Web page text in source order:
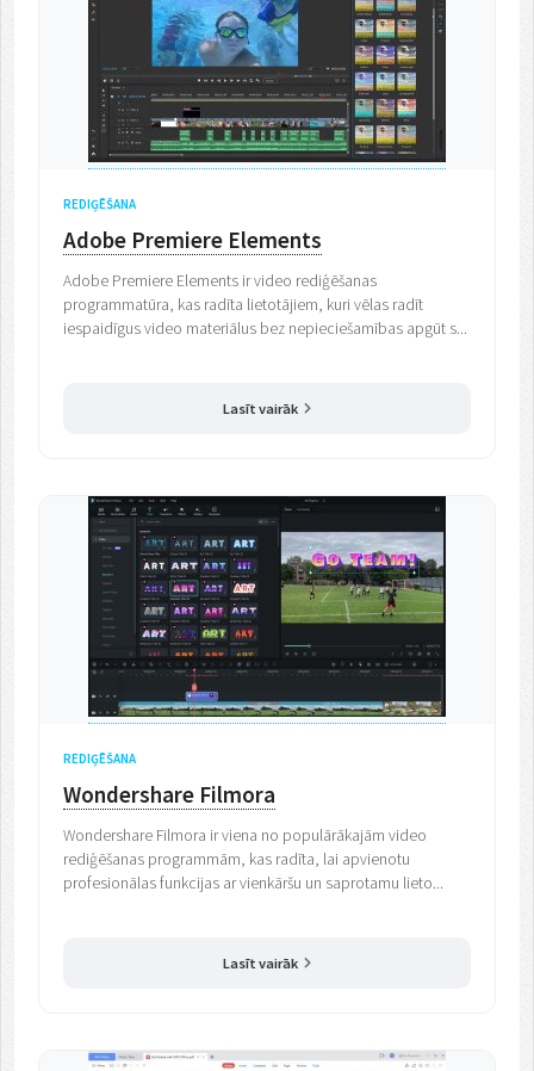
REDIĢĒŠANA
Adobe Premiere Elements
Adobe Premiere Elements ir video rediģēšanas
programmatūra, kas radīta lietotājiem, kuri vēlas radīt
iespaidīgus video materiālus bez nepieciešamības apgūt s...
Lasīt vairāk
REDIĢĒŠANA
Wondershare Filmora
Wondershare Filmora ir viena no populārākajām video
rediģēšanas programmām, kas radīta, lai apvienotu
profesionālas funkcijas ar vienkāršu un saprotamu lieto...
Lasīt vairāk